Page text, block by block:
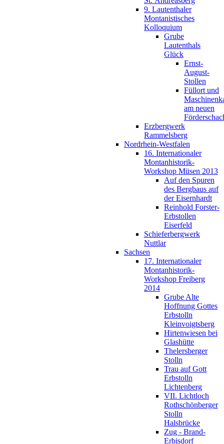
9. Lautenthaler
Montanistisches
Kolloquium
Grube
Lautenthals
Glück
Ernst-
August-
Stollen
Füllort und
am neuen
Erzbergwerk
Rammelsberg
Nordrhein-Westfalen
16. Internationaler
Montanhistorik-
Workshop Müsen 2013
Auf den Spuren
des Bergbaus auf
der Eisernhardt
Reinhold Forster-
Erbstollen
Eiserfeld
Schieferbergwerk
Nuttlar
Sachsen
17. Internationaler
Montanhistorik-
Workshop Freiberg
2014
Grube Alte
Hoffnung Gottes
Erbstolln
Kleinvoigtsberg
Hirtenwiesen bei
Glashütte
Thelersberger
Stolln
Trau auf Gott
Erbstolln
Lichtenberg
VII. Lichtloch
Rothschönberger
Stolln
Halsbrücke
Zug - Brand-
Erbisdorf